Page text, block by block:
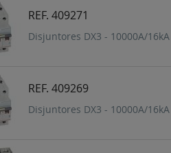
REF. 409271
Disjuntores DX3 - 10000A/
REF. 409269
Disjuntores DX3 - 10000A/